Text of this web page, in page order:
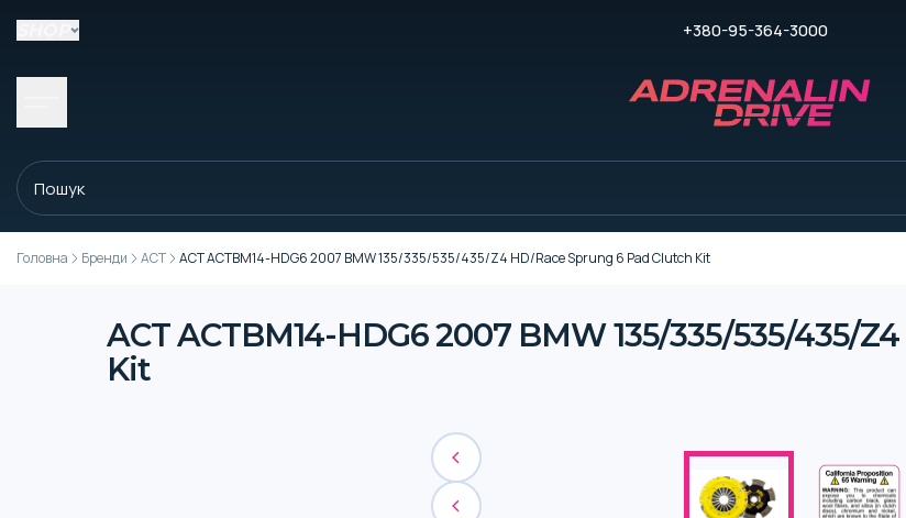
+380-95-364-3000
Головна Бренди ACT ACT ACTBM14-HDG6 2007 BMW 135/335/535/435/Z4 HD/Race Sprung 6 Pad Clutch Kit
ACT ACTBM14-HDG6 2007 BMW 135/335/535/435/
Kit